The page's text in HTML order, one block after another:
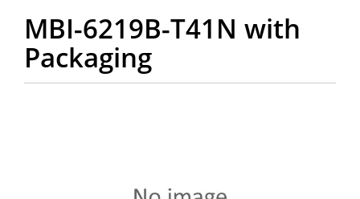
MBI-6219B-T41N with
Packaging